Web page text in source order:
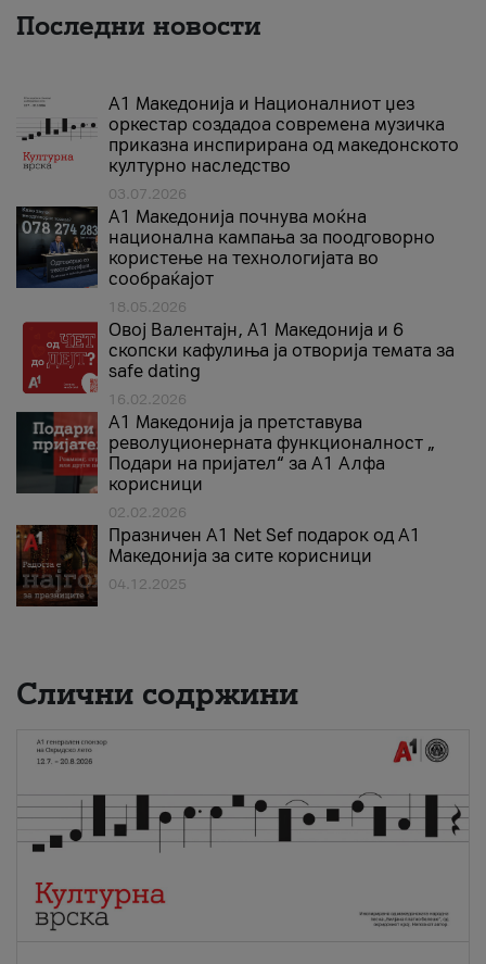
Последни новости
А1 Македонија и Националниот џез
оркестар создадоа современа музичка
приказна инспирирана од македонското
културно наследство
03.07.2026
A1 Македонија почнува моќна
национална кампања за поодговорно
користење на технологијата во
сообраќајот
18.05.2026
Овој Валентајн, A1 Македонија и 6
скопски кафулиња ја отворија темата за
safe dating
16.02.2026
А1 Македонија ја претставува
револуционерната функционалност „
Подари на пријател“ за А1 Алфа
корисници
02.02.2026
Празничен A1 Net Sеf подарок од А1
Македонија за сите корисници
04.12.2025
Слични содржини